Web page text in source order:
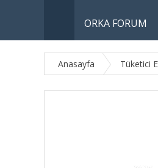
ORKA FORUM
Anasayfa Tüketici